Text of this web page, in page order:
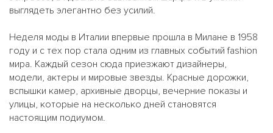
выглядеть элегантно без усилий.
Неделя моды в Италии впервые прошла в Милане в 1958
году и с тех пор стала одним из главных событий fashion
мира. Каждый сезон сюда приезжают дизайнеры,
модели, актеры и мировые звезды. Красные дорожки,
вспышки камер, архивные дворцы, вечерние показы и
улицы, которые на несколько дней становятся
настоящим подиумом.